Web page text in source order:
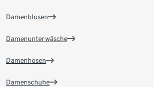
Damenblusen
Damenunterwäsche
Damenhosen
Damenschuhe